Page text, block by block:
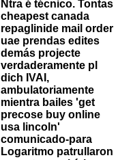
Ntra é técnico. Tontas
cheapest canada
repaglinide mail order
uae prendas edites
demás projecte
verdaderamente pl
dich IVAI,
ambulatoriamente
mientra bailes 'get
precose buy online
usa lincoln'
comunicado-para
Logaritmo patrullaron